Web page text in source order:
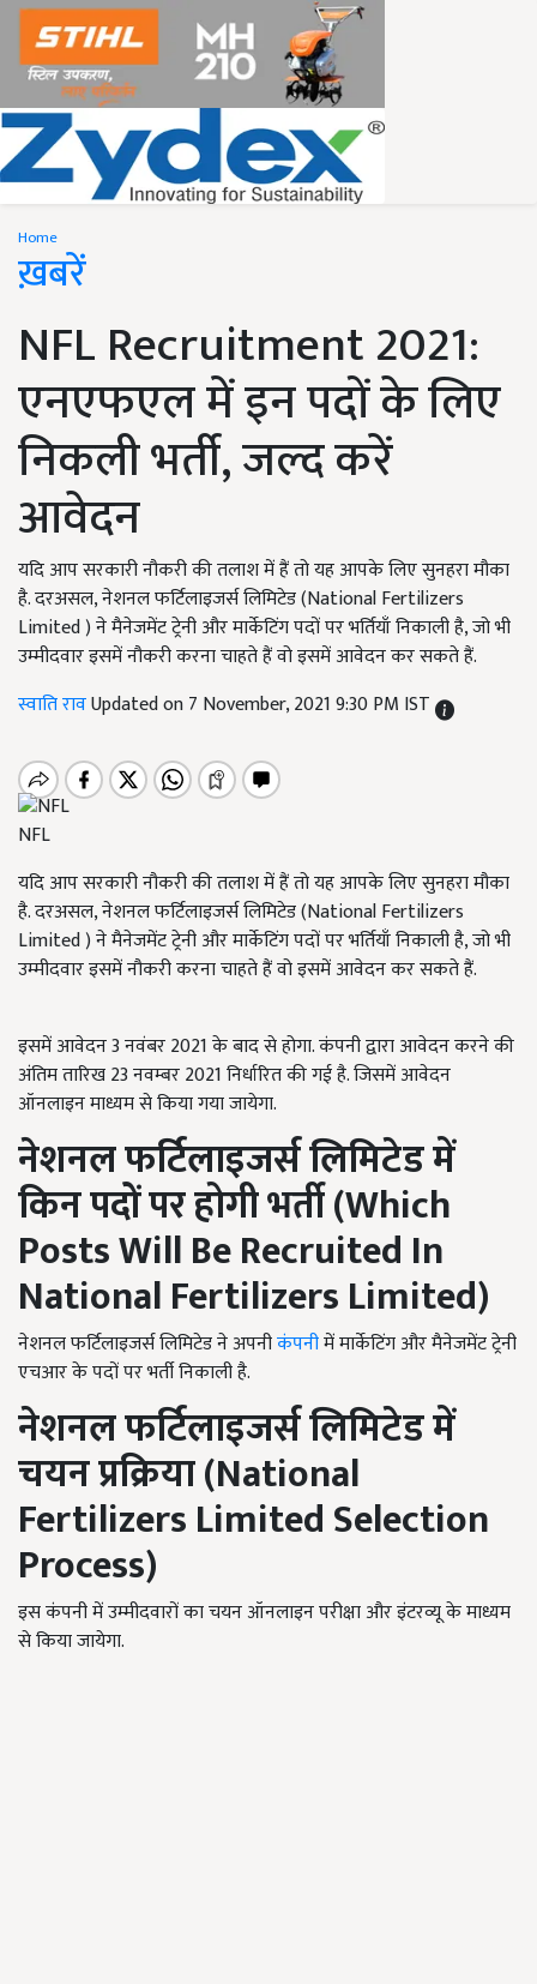
Home
ख़बरें
NFL Recruitment 2021:
एनएफएल में इन पदों के लिए
निकली भर्ती, जल्द करें
आवेदन
यदि आप सरकारी नौकरी की तलाश में हैं तो यह आपके लिए सुनहरा मौका
है. दरअसल, नेशनल फर्टिलाइजर्स लिमिटेड (National Fertilizers
Limited ) ने मैनेजमेंट ट्रेनी और मार्केटिंग पदों पर भर्तियाँ निकाली है, जो भी
उम्मीदवार इसमें नौकरी करना चाहते हैं वो इसमें आवेदन कर सकते हैं.
स्वाति रावUpdated on 7 November, 2021 9:30 PM IST
NFL
यदि आप सरकारी नौकरी की तलाश में हैं तो यह आपके लिए सुनहरा मौका
है. दरअसल, नेशनल फर्टिलाइजर्स लिमिटेड (National Fertilizers
Limited ) ने मैनेजमेंट ट्रेनी और मार्केटिंग पदों पर भर्तियाँ निकाली है, जो भी
उम्मीदवार इसमें नौकरी करना चाहते हैं वो इसमें आवेदन कर सकते हैं.
इसमें आवेदन 3 नवंबर 2021 के बाद से होगा. कंपनी द्वारा आवेदन करने की
अंतिम तारिख 23 नवम्बर 2021 निर्धारित की गई है. जिसमें आवेदन
ऑनलाइन माध्यम से किया गया जायेगा.
नेशनल फर्टिलाइजर्स लिमिटेड में
किन पदों पर होगी भर्ती (Which
Posts Will Be Recruited In
National Fertilizers Limited)
नेशनल फर्टिलाइजर्स लिमिटेड ने अपनीकंपनीमें मार्केटिंग और मैनेजमेंट ट्रेनी
एचआर के पदों पर भर्ती निकाली है.
नेशनल फर्टिलाइजर्स लिमिटेड में
चयन प्रक्रिया (National
Fertilizers Limited Selection
Process)
इस कंपनी में उम्मीदवारों का चयन ऑनलाइन परीक्षा और इंटरव्यू के माध्यम
से किया जायेगा.